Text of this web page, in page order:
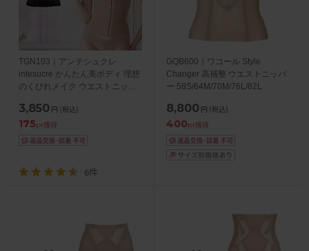
TGN103｜アンテシュクレ
intesucre かんたん美ボディ 理想
のくびれメイク ウエストニッパ
3,850 円 (税込)
175pt獲得
6件
GQB600｜ワコール Style
Changer 高補整 ウエストニッパ
ー 58S/64M/70M/76L/82L
8,800 円 (税込)
400pt獲得